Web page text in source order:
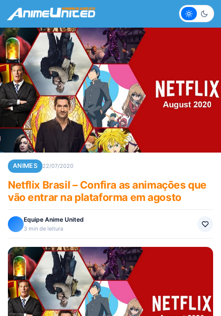
Claro
ANIMES 22/07/2020
Netflix Brasil – Confira as animações que
vão entrar na plataforma em agosto
Equipe Anime United
3 min de leitura